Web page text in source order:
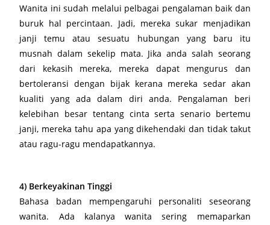
Wanita ini sudah melalui pelbagai pengalaman baik dan
buruk hal percintaan. Jadi, mereka sukar menjadikan
janji temu atau sesuatu hubungan yang baru itu
musnah dalam sekelip mata. Jika anda salah seorang
dari kekasih mereka, mereka dapat mengurus dan
bertoleransi dengan bijak kerana mereka sedar akan
kualiti yang ada dalam diri anda. Pengalaman beri
kelebihan besar tentang cinta serta senario bertemu
janji, mereka tahu apa yang dikehendaki dan tidak takut
atau ragu-ragu mendapatkannya.
4) Berkeyakinan Tinggi
Bahasa badan mempengaruhi personaliti seseorang
wanita. Ada kalanya wanita sering memaparkan